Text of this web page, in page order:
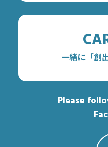
一緒に「創
Please